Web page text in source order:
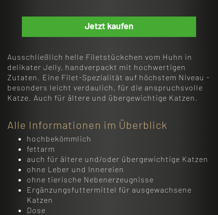
Jetzt kaufen
Ausschließlich helle Filetstückchen vom Huhn in
delikater Jelly, handverpackt mit hochwertigen
Zutaten. Eine Filet-Spezialität auf höchstem Niveau -
besonders leicht verdaulich, für die anspruchsvolle
Katze. Auch für ältere und übergewichtige Katzen.
Alle Informationen im Überblick
hochbekömmlich
fettarm
auch für ältere und/oder übergewichtige Katzen
ohne Leber und Innereien
ohne tierische Nebenerzeugnisse
Ergänzungsfuttermittel für ausgewachsene
Katzen
Dose